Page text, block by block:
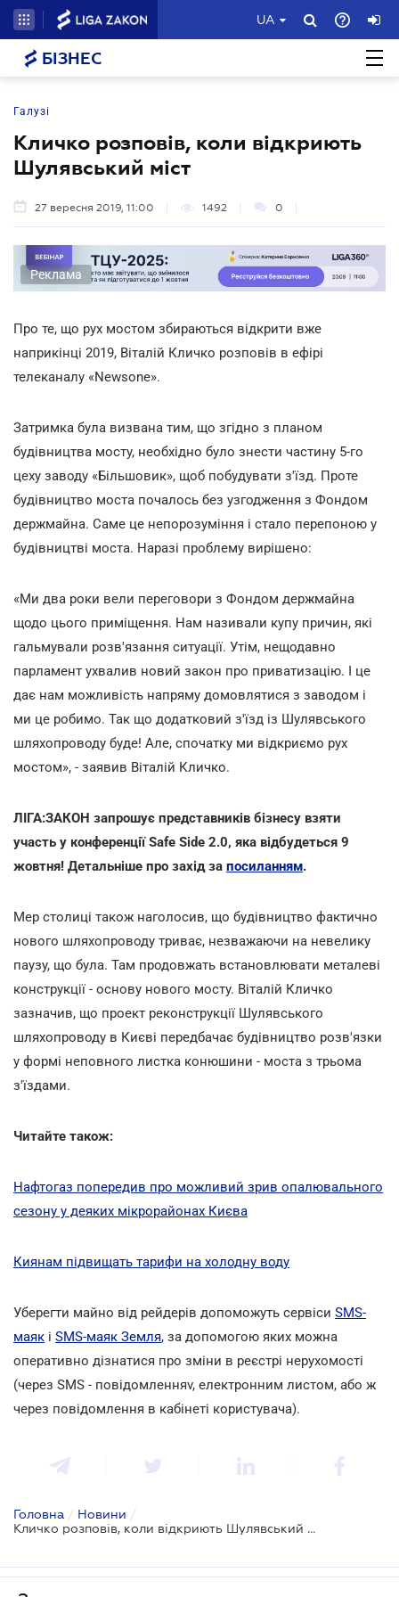
UA
БІЗНЕС
Галузі
Кличко розповів, коли відкриють
Шулявський міст
27 вересня 2019, 11:00 1492 0
Реклама
Про те, що рух мостом збираються відкрити вже
наприкінці 2019, Віталій Кличко розповів в ефірі
телеканалу «Newsone».
Затримка була визвана тим, що згідно з планом
будівництва мосту, необхідно було знести частину 5-го
цеху заводу «Більшовик», щоб побудувати з'їзд. Проте
будівництво моста почалось без узгодження з Фондом
держмайна. Саме це непорозуміння і стало перепоною у
будівництві моста. Наразі проблему вирішено:
«Ми два роки вели переговори з Фондом держмайна
щодо цього приміщення. Нам називали купу причин, які
гальмували розв'язання ситуації. Утім, нещодавно
парламент ухвалив новий закон про приватизацію. І це
дає нам можливість напряму домовлятися з заводом і
ми це робимо. Так що додатковий з'їзд із Шулявського
шляхопроводу буде! Але, спочатку ми відкриємо рух
мостом», - заявив Віталій Кличко.
ЛІГА:ЗАКОН запрошує представників бізнесу взяти
участь у конференції Safe Side 2.0, яка відбудеться 9
жовтня! Детальніше про захід за посиланням.
Мер столиці також наголосив, що будівництво фактично
нового шляхопроводу триває, незважаючи на невелику
паузу, що була. Там продовжать встановлювати металеві
конструкції - основу нового мосту. Віталій Кличко
зазначив, що проект реконструкції Шулявського
шляхопроводу в Києві передбачає будівництво розв'язки
у формі неповного листка конюшини - моста з трьома
з'їздами.
Читайте також:
Нафтогаз попередив про можливий зрив опалювального
сезону у деяких мікрорайонах Києва
Киянам підвищать тарифи на холодну воду
Уберегти майно від рейдерів допоможуть сервіси SMS-
маяк і SMS-маяк Земля, за допомогою яких можна
оперативно дізнатися про зміни в реєстрі нерухомості
(через SMS - повідомленняv, електронним листом, або ж
через повідомлення в кабінеті користувача).
Головна / Новини /
Кличко розповів, коли відкриють Шулявський міст